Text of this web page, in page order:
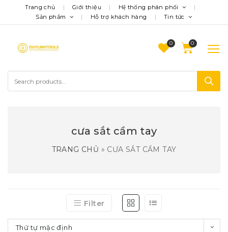
Trang chủ Giới thiệu
Hệ thống phân phối
Sản phẩm
Hỗ trợ khách hàng Tin tức
0
cưa sắt cầm tay
TRANG CHỦ » CƯA SẮT CẦM TAY
Filter
Thứ tự mặc định